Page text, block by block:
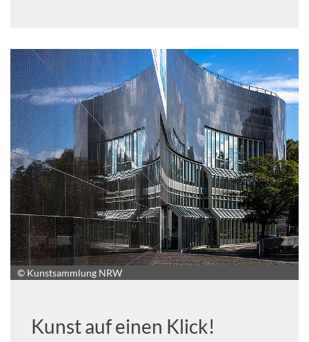
© Kunstsammlung NRW
Kunst auf einen Klick!